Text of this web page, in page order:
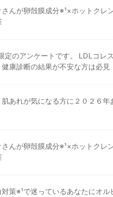
んが卵殻膜成分※¹×ホットクレ
定のアンケートです。 LDLコレ
康診断の結果が不安な方は必見
あれが気になる方に２０２６年
んが卵殻膜成分※¹×ホットクレ
対策※¹で迷っているあなたにオル